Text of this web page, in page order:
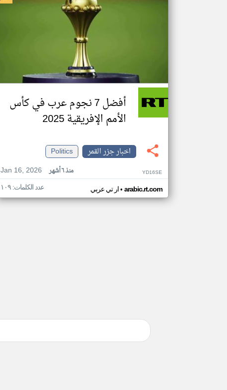
أفضل 7 نجوم عرب في كأس
الأمم الإفريقية 2025
اخبار جزر القمر
Politics
Jan 16, 2026
منذ ٦ أشهر YD16SE
ار تي عربي• arabic.rt.com عدد الكلمات: ١٠٩